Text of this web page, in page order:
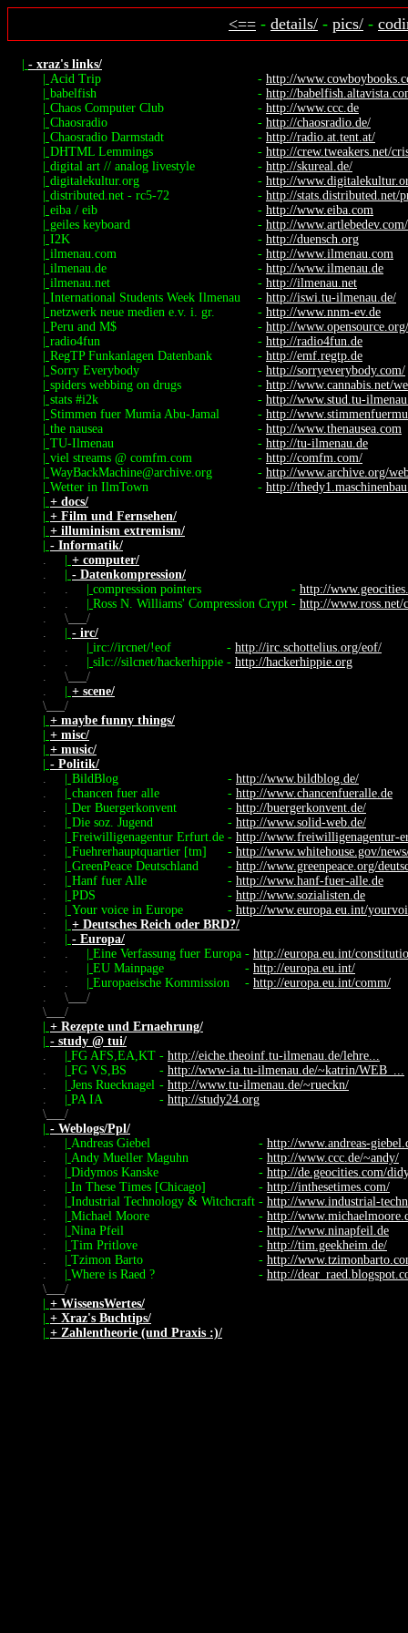
<== - details/ - pics/ -
- xraz's links/
Acid Trip - http://
babelfish - http://
Chaos Computer Club - http://www.ccc.de
Chaosradio - http://chaosradio.de/
Chaosradio Darmstadt - http://radio.at.tent.at/
DHTML Lemmings - http://crew.tweakers.net/
digital art // analog livestyle - http://skureal.de/
digitalekultur.org - http://
distributed.net - rc5-72 - http://stats.distributed.net/
eiba / eib - http://www.eiba.com
geiles keyboard - http://
I2K - http://duensch.org
ilmenau.com - http://www.ilmenau.com
ilmenau.de - http://www.ilmenau.de
ilmenau.net - http://ilmenau.net
International Students Week Ilmenau - http://iswi.tu-ilmenau.de/
netzwerk neue medien e.v. i. gr. - http://www.nnm-ev.de
Peru and M$ - http://
radio4fun - http://radio4fun.de
RegTP Funkanlagen Datenbank - http://emf.regtp.de
Sorry Everybody - http://sorryeverybody.com/
spiders webbing on drugs - http://www.cannabis.net/
stats #i2k - http://www.stud.tu-
Stimmen fuer Mumia Abu-Jamal - http://
the nausea - http://www.thenausea.com
TU-Ilmenau - http://tu-ilmenau.de
viel streams @ comfm.com - http://comfm.com/
WayBackMachine@archive.org - http://www.archive.org/
Wetter in IlmTown - http://
+ docs/
+ Film und Fernsehen/
+ illuminism extremism/
- Informatik/
.
.
.
.
.
.
.
.
.
.
+ computer/
- Datenkompression/
.
.
compression pointers - http://
Ross N. Williams' Compression Crypt - http://www.ross.net/
\
/
- irc/
.
.
irc://ircnet/!eof - http://irc.schottelius.org/eof/
silc://silcnet/hackerhippie - http://hackerhippie.org
\
/
+ scene/
\
/
+ maybe funny things/
+ misc/
+ music/
- Politik/
.
.
.
.
.
.
.
.
.
.
.
.
.
.
.
.
BildBlog - http://www.bildblog.de/
chancen fuer alle - http://www.chancenfueralle.de
Der Buergerkonvent - http://buergerkonvent.de/
Die soz. Jugend - http://www.solid-web.de/
Freiwilligenagentur Erfurt.de - http://www.freiwilligenagentur-
Fuehrerhauptquartier [tm] - http://www.whitehouse.gov/
GreenPeace Deutschland - http://www.greenpeace.org/
Hanf fuer Alle - http://www.hanf-fuer-alle.de
PDS - http://www.sozialisten.de
Your voice in Europe - http://www.europa.eu.int/
+ Deutsches Reich oder BRD?/
- Europa/
.
.
.
Eine Verfassung fuer Europa - http://europa.eu.int/
EU Mainpage - http://europa.eu.int/
Europaeische Kommission - http://europa.eu.int/comm/
\
/
\
/
+ Rezepte und Ernaehrung/
- study @ tui/
.
.
.
.
FG AFS,EA,KT - http://eiche.theoinf.tu-ilmenau.de/lehre...
FG VS,BS - http://www-ia.tu-ilmenau.de/~katrin/WEB_...
Jens Ruecknagel - http://www.tu-ilmenau.de/~rueckn/
PA IA - http://study24.org
\
/
- Weblogs/Ppl/
.
.
.
.
.
.
.
.
.
.
Andreas Giebel - http://www.andreas-
Andy Mueller Maguhn - http://www.ccc.de/~andy/
Didymos Kanske - http://de.geocities.com/
In These Times [Chicago] - http://inthesetimes.com/
Industrial Technology & Witchcraft - http://www.industrial-
Michael Moore - http://
Nina Pfeil - http://www.ninapfeil.de
Tim Pritlove - http://tim.geekheim.de/
Tzimon Barto - http://
Where is Raed ? - http://
\
/
+ WissensWertes/
+ Xraz's Buchtips/
+ Zahlentheorie (und Praxis :)/